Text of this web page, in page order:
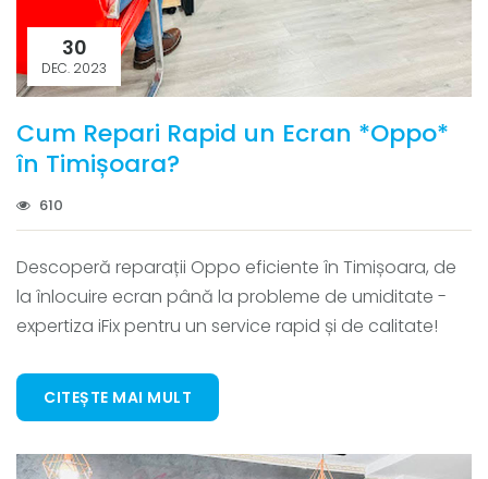
30
DEC. 2023
Cum Repari Rapid un Ecran *Oppo*
în Timișoara?
610
Descoperă reparații Oppo eficiente în Timișoara, de
la înlocuire ecran până la probleme de umiditate -
expertiza iFix pentru un service rapid și de calitate!
CITEȘTE MAI MULT